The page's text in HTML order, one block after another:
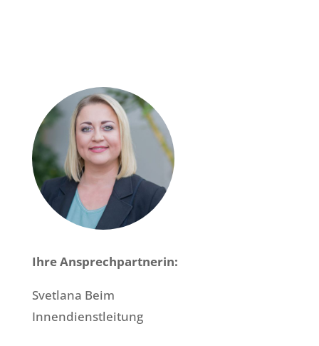
Ihre Ansprechpartnerin:
Svetlana Beim
Innendienstleitung